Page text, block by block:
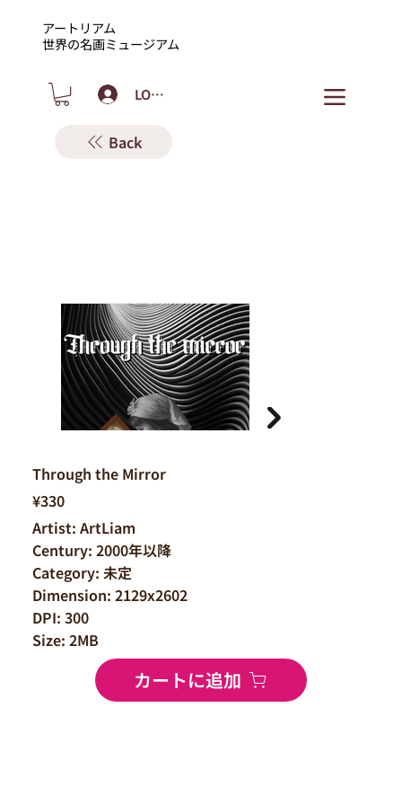
アートリアム
​世界の名画ミュージアム
LOGIN
Back
¥330
Artist: ArtLiam
Century: 2000年以降
Category: 未定
Dimension: 2129x2602
DPI: 300
Size: 2MB
カートに追加
Through the Mirror